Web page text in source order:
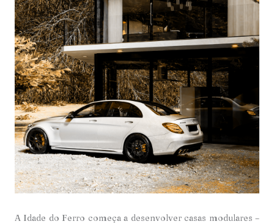
A Idade do Ferro começa a desenvolver casas modulares –